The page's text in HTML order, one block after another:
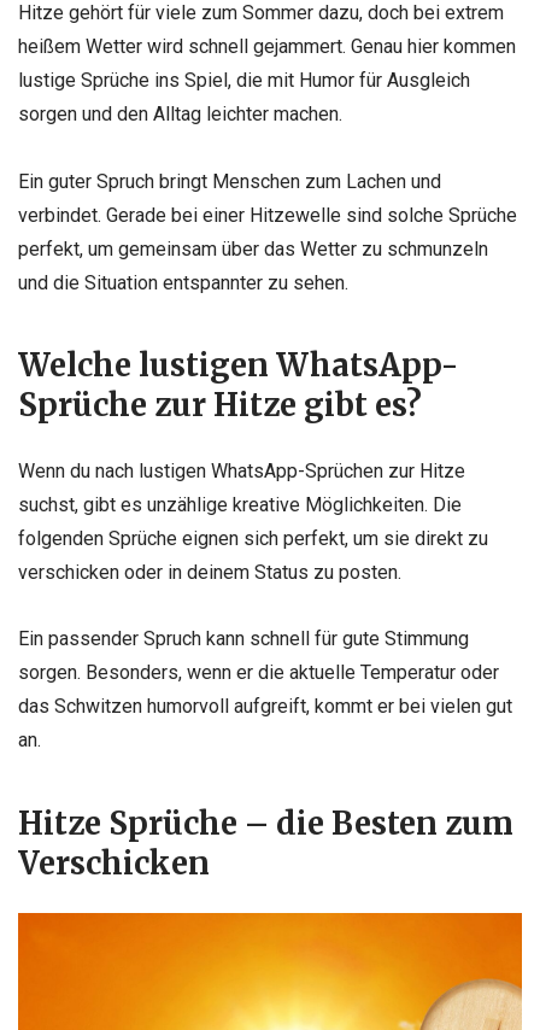
Hitze gehört für viele zum Sommer dazu, doch bei extrem
heißem Wetter wird schnell gejammert. Genau hier kommen
lustige Sprüche ins Spiel, die mit Humor für Ausgleich
sorgen und den Alltag leichter machen.
Ein guter Spruch bringt Menschen zum Lachen und
verbindet. Gerade bei einer Hitzewelle sind solche Sprüche
perfekt, um gemeinsam über das Wetter zu schmunzeln
und die Situation entspannter zu sehen.
Welche lustigen WhatsApp-
Sprüche zur Hitze gibt es?
Wenn du nach lustigen WhatsApp-Sprüchen zur Hitze
suchst, gibt es unzählige kreative Möglichkeiten. Die
folgenden Sprüche eignen sich perfekt, um sie direkt zu
verschicken oder in deinem Status zu posten.
Ein passender Spruch kann schnell für gute Stimmung
sorgen. Besonders, wenn er die aktuelle Temperatur oder
das Schwitzen humorvoll aufgreift, kommt er bei vielen gut
an.
Hitze Sprüche – die Besten zum
Verschicken